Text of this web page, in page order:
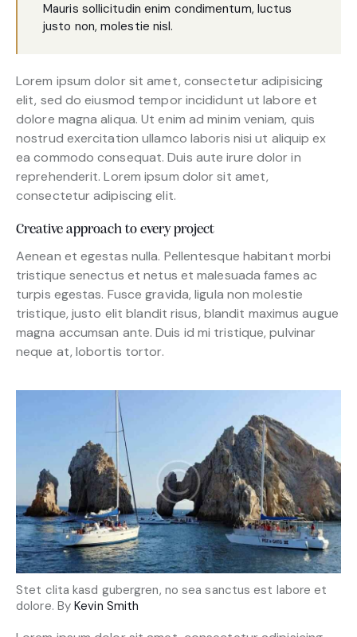
Mauris sollicitudin enim condimentum, luctus
justo non, molestie nisl.
Lorem ipsum dolor sit amet, consectetur adipisicing
elit, sed do eiusmod tempor incididunt ut labore et
dolore magna aliqua. Ut enim ad minim veniam, quis
nostrud exercitation ullamco laboris nisi ut aliquip ex
ea commodo consequat. Duis aute irure dolor in
reprehenderit. Lorem ipsum dolor sit amet,
consectetur adipiscing elit.
Creative approach to every project
Aenean et egestas nulla. Pellentesque habitant morbi
tristique senectus et netus et malesuada fames ac
turpis egestas. Fusce gravida, ligula non molestie
tristique, justo elit blandit risus, blandit maximus augue
magna accumsan ante. Duis id mi tristique, pulvinar
neque at, lobortis tortor.
Stet clita kasd gubergren, no sea sanctus est labore et
dolore. ByKevin Smith